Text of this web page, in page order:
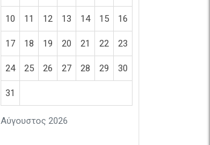
Αύγουστος 2026
10 11 12 13 14 15 16
17 18 19 20 21 22 23
24 25 26 27 28 29 30
31